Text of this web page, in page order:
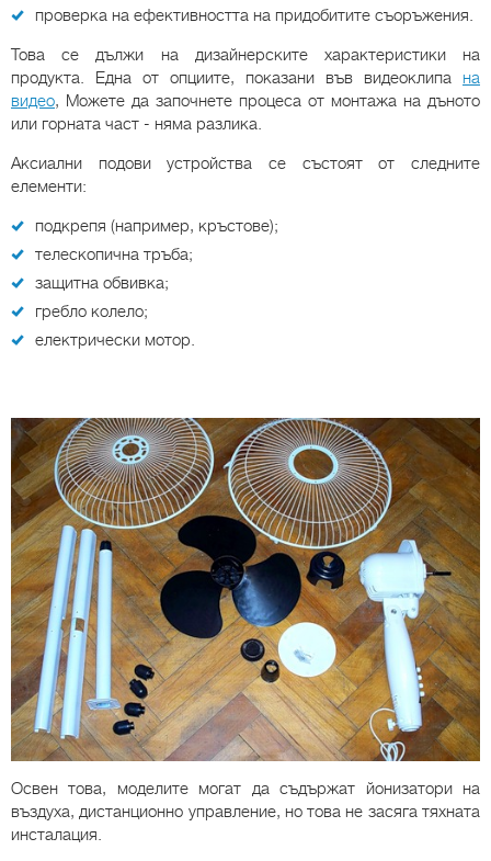
проверка на ефективността на придобитите съоръжения.
Това се дължи на дизайнерските характеристики на
продукта. Една от опциите, показани във видеоклипа на
видео, Можете да започнете процеса от монтажа на дъното
или горната част - няма разлика.
Аксиални подови устройства се състоят от следните
елементи:
подкрепя (например, кръстове);
телескопична тръба;
защитна обвивка;
гребло колело;
електрически мотор.
Освен това, моделите могат да съдържат йонизатори на
въздуха, дистанционно управление, но това не засяга тяхната
инсталация.